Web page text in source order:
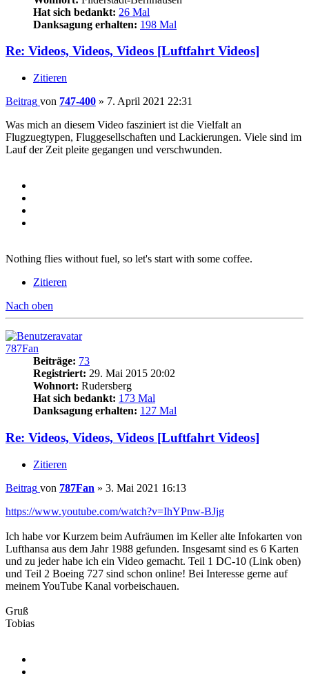
Hat sich bedankt: 26 Mal
Danksagung erhalten: 198 Mal
Re: Videos, Videos, Videos [Luftfahrt Videos]
Zitieren
Beitrag von 747-400 » 7. April 2021 22:31
Was mich an diesem Video fasziniert ist die Vielfalt an
Flugzuegtypen, Fluggesellschaften und Lackierungen. Viele sind im
Lauf der Zeit pleite gegangen und verschwunden.
Nothing flies without fuel, so let's start with some coffee.
Zitieren
Nach oben
787Fan
Beiträge: 73
Registriert: 29. Mai 2015 20:02
Wohnort: Rudersberg
Hat sich bedankt: 173 Mal
Danksagung erhalten: 127 Mal
Re: Videos, Videos, Videos [Luftfahrt Videos]
Zitieren
Beitrag von 787Fan » 3. Mai 2021 16:13
https://www.youtube.com/watch?v=IhYPnw-BJjg
Ich habe vor Kurzem beim Aufräumen im Keller alte Infokarten von
Lufthansa aus dem Jahr 1988 gefunden. Insgesamt sind es 6 Karten
und zu jeder habe ich ein Video gemacht. Teil 1 DC-10 (Link oben)
und Teil 2 Boeing 727 sind schon online! Bei Interesse gerne auf
meinem YouTube Kanal vorbeischauen.
Gruß
Tobias